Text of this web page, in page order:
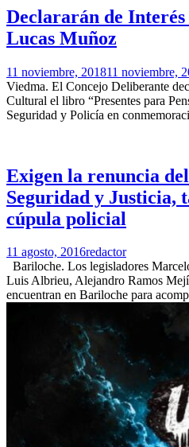
Declararán de
Lucas Muñoz
11 noviembre, 201811 noviembre,
Viedma. El Concejo Deliberante
Cultural el libro “Presentes para
Seguridad y Policía en
Exigen la renuncia
Seguridad y Justicia,
cúpula policial
11 agosto, 2016redactor
Bariloche. Los legisladores
Luis Albrieu, Alejandro Ramos
encuentran en Bariloche para